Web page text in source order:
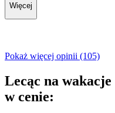
Więcej
Pokaż więcej opinii (105)
Lecąc na wakacje
w cenie: